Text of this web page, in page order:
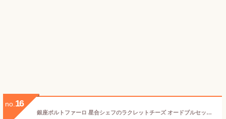
no. 16
銀座ポルトファーロ 星合シェフのラクレットチーズ オードブルセット 2人前 全26品